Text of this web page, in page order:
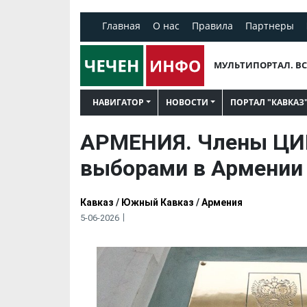
Главная О нас Правила Партнеры
МУЛЬТИПОРТАЛ.
НАВИГАТОР НОВОСТИ ПОРТАЛ "КАВКАЗ"
АРМЕНИЯ. Члены
выборами в Армении
Кавказ / Южный Кавказ /Армения
5-06-2026